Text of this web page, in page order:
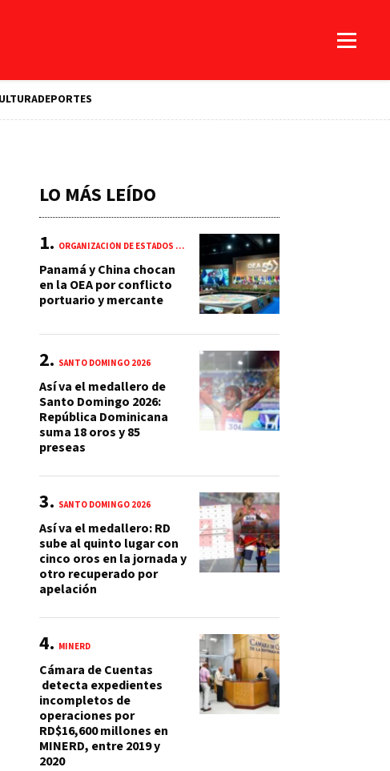
DEPORTES
LO MÁS LEÍDO
ORGANIZACIÓN DE ESTADOS AMERICANOS (OEA)
Panamá y China chocan
en la OEA por conflicto
portuario y mercante
SANTO DOMINGO 2026
Así va el medallero de
Santo Domingo 2026:
República Dominicana
suma 18 oros y 85
preseas
SANTO DOMINGO 2026
Así va el medallero: RD
sube al quinto lugar con
cinco oros en la jornada y
otro recuperado por
apelación
MINERD
Cámara de Cuentas
detecta expedientes
incompletos de
operaciones por
RD$16,600 millones en
MINERD, entre 2019 y
2020